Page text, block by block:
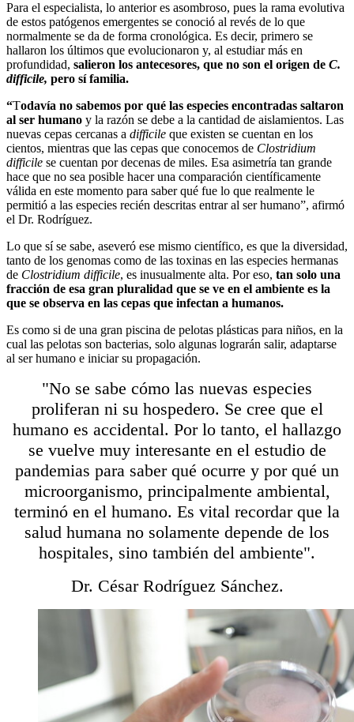
Para el especialista, lo anterior es asombroso, pues la rama evolutiva
de estos patógenos emergentes se conoció al revés de lo que
normalmente se da de forma cronológica. Es decir, primero se
hallaron los últimos que evolucionaron y, al estudiar más en
profundidad, salieron los antecesores, que no son el origen de C.
difficile, pero sí familia.
“Todavía no sabemos por qué las especies encontradas saltaron
al ser humano y la razón se debe a la cantidad de aislamientos. Las
nuevas cepas cercanas a difficile que existen se cuentan en los
cientos, mientras que las cepas que conocemos de Clostridium
difficile se cuentan por decenas de miles. Esa asimetría tan grande
hace que no sea posible hacer una comparación científicamente
válida en este momento para saber qué fue lo que realmente le
permitió a las especies recién descritas entrar al ser humano”, afirmó
el Dr. Rodríguez.
Lo que sí se sabe, aseveró ese mismo científico, es que la diversidad,
tanto de los genomas como de las toxinas en las especies hermanas
de Clostridium difficile, es inusualmente alta. Por eso, tan solo una
fracción de esa gran pluralidad que se ve en el ambiente es la
que se observa en las cepas que infectan a humanos.
Es como si de una gran piscina de pelotas plásticas para niños, en la
cual las pelotas son bacterias, solo algunas lograrán salir, adaptarse
al ser humano e iniciar su propagación.
"No se sabe cómo las nuevas especies
proliferan ni su hospedero. Se cree que el
humano es accidental. Por lo tanto, el hallazgo
se vuelve muy interesante en el estudio de
pandemias para saber qué ocurre y por qué un
microorganismo, principalmente ambiental,
terminó en el humano. Es vital recordar que la
salud humana no solamente depende de los
hospitales, sino también del ambiente".
Dr. César Rodríguez Sánchez.